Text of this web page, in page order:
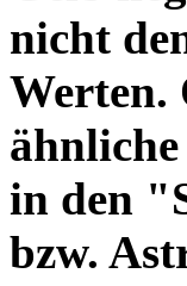
nicht
Werten.
in den
bzw.